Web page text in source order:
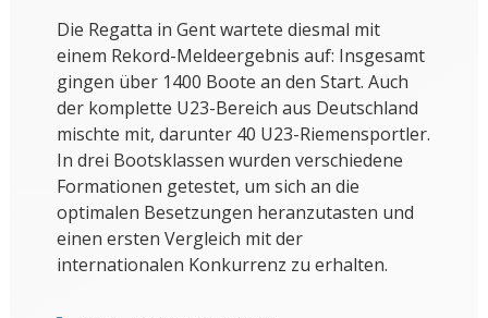
Die Regatta in Gent wartete diesmal mit
einem Rekord-Meldeergebnis auf: Insgesamt
gingen über 1400 Boote an den Start. Auch
der komplette U23-Bereich aus Deutschland
mischte mit, darunter 40 U23-Riemensportler.
In drei Bootsklassen wurden verschiedene
Formationen getestet, um sich an die
optimalen Besetzungen heranzutasten und
einen ersten Vergleich mit der
internationalen Konkurrenz zu erhalten.